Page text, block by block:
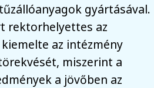
gyártásával.
rektorhelyettes az
az intézmény
miszerint a
a jövőben az